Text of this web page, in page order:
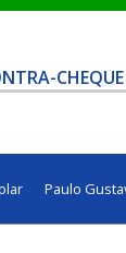
Paulo